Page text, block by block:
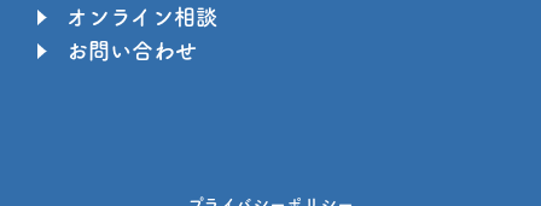
オンライン相談
お問い合わせ